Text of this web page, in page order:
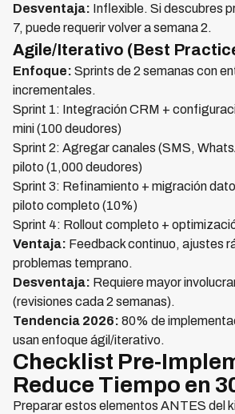
Desventaja: Inflexible. Si descubres
7, puede requerir volver a semana 2.
Agile/Iterativo (Best
Enfoque: Sprints de 2 semanas con
incrementales.
Sprint 1: Integración CRM +
mini (100 deudores)
Sprint 2: Agregar canales (SMS,
piloto (1,000 deudores)
Sprint 3: Refinamiento + migración
piloto completo (10%)
Sprint 4: Rollout completo +
Ventaja: Feedback continuo, ajustes
problemas temprano.
Desventaja: Requiere mayor
(revisiones cada 2 semanas).
Tendencia 2026: 80% de
usan enfoque ágil/iterativo.
Checklist Pre-
Reduce Tiempo en
Preparar estos elementos ANTES del